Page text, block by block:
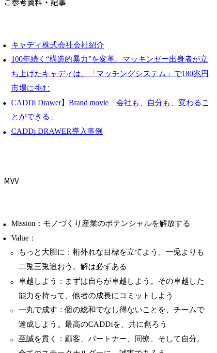
キャディ株式会社会社紹介
100年続く“構造的暴力”を変革。マッキンゼー出身者が立
ち上げたキャディは、「マッチングシステム」で180兆円
市場に挑む
CADDi Drawer】Brand movie「会社も、自分も、変わるこ
とができる」
CADDi DRAWER導入事例
MVV
Mission：モノづくり産業のポテンシャルを解放する
Value：
もっと大胆に：桁外れな目標を立てよう。一兎よりも
二兎三兎追おう。解は必ずある
卓越しよう：まずは自らが卓越しよう。その卓越した
能力を持って、他者の成長にコミットしよう
一丸で成す：個の総和でなし得ないことを、チームで
達成しよう。最高のCADDiを、共に創ろう
至誠を貫く：顧客、パートナー、同僚、そして自分。